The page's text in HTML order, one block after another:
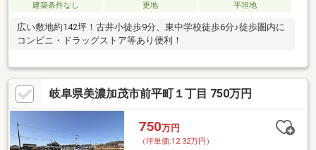
建築条件なし 更地 平坦地
広い敷地約142坪！古井小徒歩9分、東中学校徒歩6分♪徒歩圏内に
コンビニ・ドラッグストア等あり便利！
岐阜県美濃加茂市前平町１丁目 750万円
750万円
（坪単価:12.32万円）